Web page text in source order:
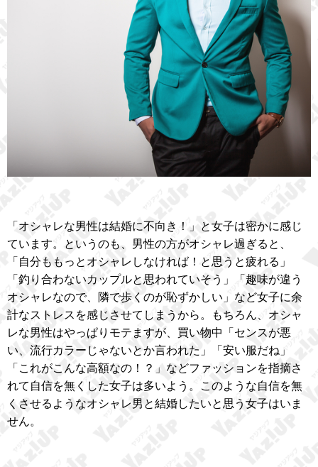
「オシャレな男性は結婚に不向き！」と女子は密かに感じ
ています。というのも、男性の方がオシャレ過ぎると、
「自分ももっとオシャレしなければ！と思うと疲れる」
「釣り合わないカップルと思われていそう」「趣味が違う
オシャレなので、隣で歩くのが恥ずかしい」など女子に余
計なストレスを感じさせてしまうから。もちろん、オシャ
レな男性はやっぱりモテますが、買い物中「センスが悪
い、流行カラーじゃないとか言われた」「安い服だね」
「これがこんな高額なの！？」などファッションを指摘さ
れて自信を無くした女子は多いよう。このような自信を無
くさせるようなオシャレ男と結婚したいと思う女子はいま
せん。